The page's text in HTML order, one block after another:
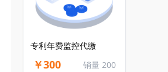
专利年费监控代缴
￥300 销量 200